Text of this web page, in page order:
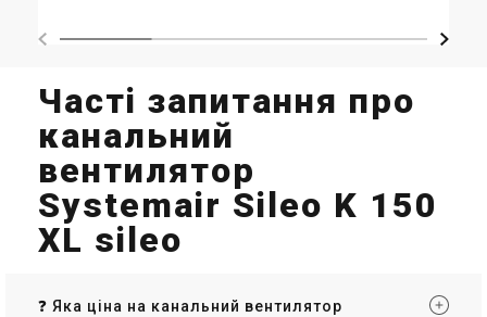
Часті запитання про
канальний
вентилятор
Systemair Sileo K 150
XL sileo
❓ Яка ціна на канальний вентилятор